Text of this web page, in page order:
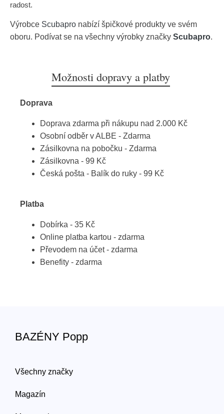
radost.
Výrobce Scubapro nabízí špičkové produkty ve svém
oboru. Podívat se na všechny výrobky značky Scubapro.
Možnosti dopravy a platby
Doprava
Doprava zdarma při nákupu nad 2.000 Kč
Osobní odběr v ALBE - Zdarma
Zásilkovna na pobočku - Zdarma
Zásilkovna - 99 Kč
Česká pošta - Balík do ruky - 99 Kč
Platba
Dobírka - 35 Kč
Online platba kartou - zdarma
Převodem na účet - zdarma
Benefity - zdarma
BAZÉNY Popp
Všechny značky
Magazín